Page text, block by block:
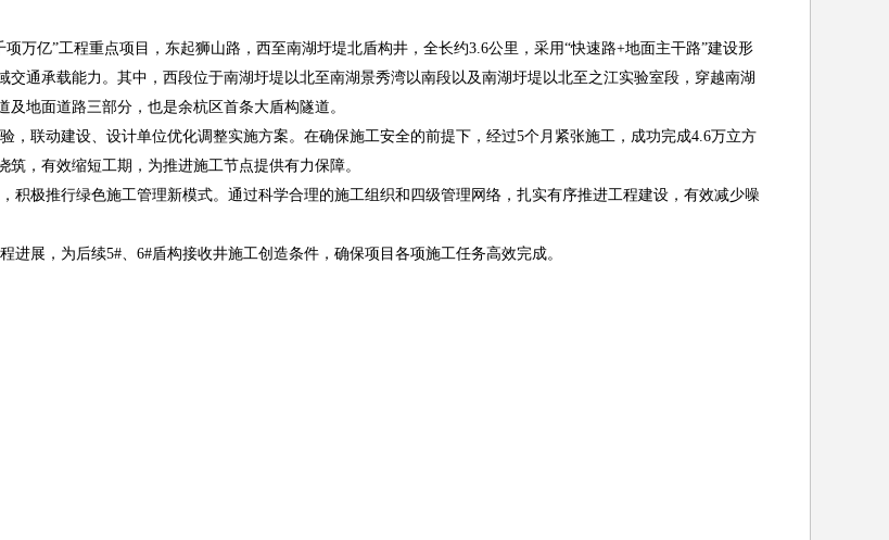
万亿”工程重点项目，东起狮山路，西至南湖圩堤北盾构井，全长约3.6公里，采用“快速路+地面主干路”建设形
交通承载能力。其中，西段位于南湖圩堤以北至南湖景秀湾以南段以及南湖圩堤以北至之江实验室段，穿越南湖
地面道路三部分，也是余杭区首条大盾构隧道。
，联动建设、设计单位优化调整实施方案。在确保施工安全的前提下，经过5个月紧张施工，成功完成4.6万立方
，有效缩短工期，为推进施工节点提供有力保障。
积极推行绿色施工管理新模式。通过科学合理的施工组织和四级管理网络，扎实有序推进工程建设，有效减少噪
进展，为后续5#、6#盾构接收井施工创造条件，确保项目各项施工任务高效完成。